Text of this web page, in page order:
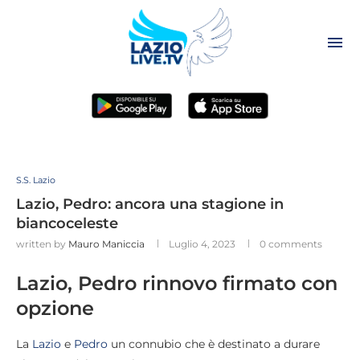
S.S. Lazio
Lazio, Pedro: ancora una stagione in
biancoceleste
written by Mauro Maniccia Luglio 4, 2023 0 comments
Lazio, Pedro rinnovo firmato con
opzione
La Lazio e Pedro un connubio che è destinato a durare